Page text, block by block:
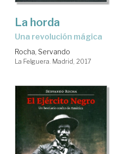
La horda
una revolución mágica
Rocha, Servando
La Felguera. Madrid, 2017